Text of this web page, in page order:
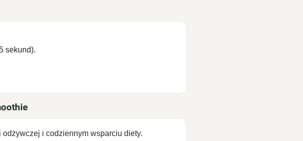
sekund).
odżywczej i codziennym wsparciu diety.